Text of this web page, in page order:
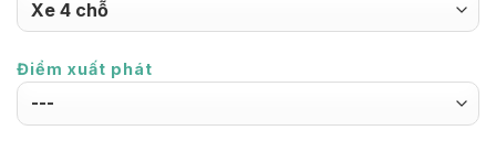
Điểm xuất phát